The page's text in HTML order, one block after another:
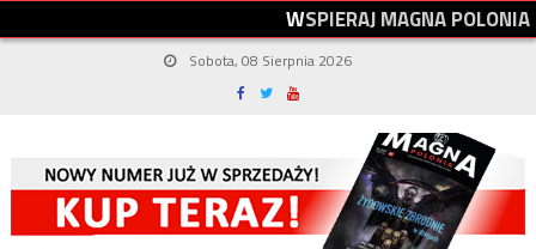
WSPIERAJMAGNAPOLONIA
Sobota, 08 Sierpnia 2026